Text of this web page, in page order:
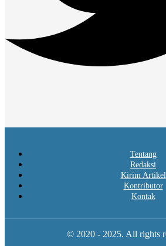
Tentang
Redaksi
Kirim Artikel
Kontributor
Kontak
© 2020 - 2025. All rights